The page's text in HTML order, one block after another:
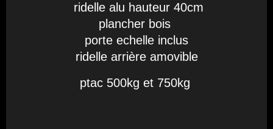
ridelle alu hauteur 40cm
plancher bois
porte echelle inclus
ridelle arrière amovible
ptac 500kg et 750kg